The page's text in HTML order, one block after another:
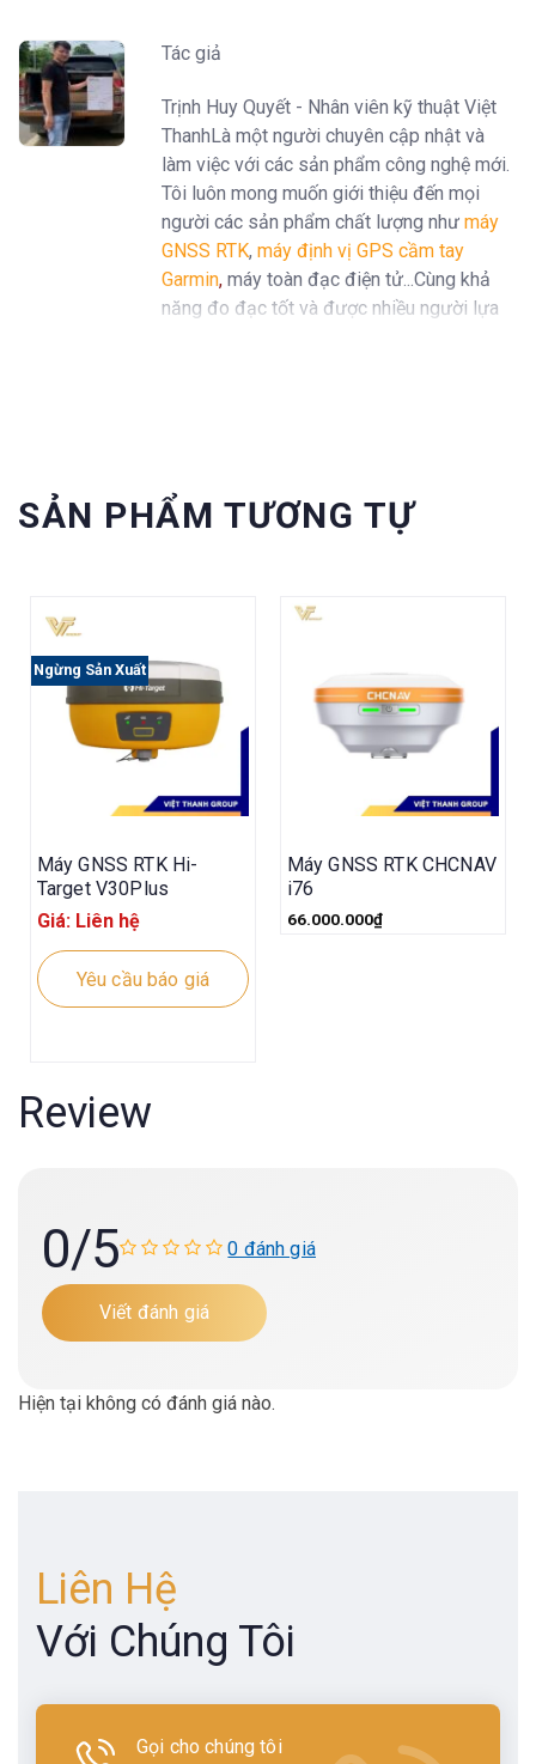
Tác giả
Trịnh Huy Quyết - Nhân viên kỹ thuật Việt
ThanhLà một người chuyên cập nhật và
làm việc với các sản phẩm công nghệ mới.
Tôi luôn mong muốn giới thiệu đến mọi
người các sản phẩm chất lượng như máy
GNSS RTK, máy định vị GPS cầm tay
Garmin, máy toàn đạc điện tử...Cùng khả
năng đo đạc tốt và được nhiều người lựa
SẢN PHẨM TƯƠNG TỰ
Ngừng Sản Xuất
Máy GNSS RTK Hi-
Target V30Plus
Giá: Liên hệ
Yêu cầu báo giá
Máy GNSS RTK CHCNAV
i76
66.000.000₫
Review
0/5 0 đánh giá
Viết đánh giá
Hiện tại không có đánh giá nào.
Liên Hệ
Với Chúng Tôi
Gọi cho chúng tôi